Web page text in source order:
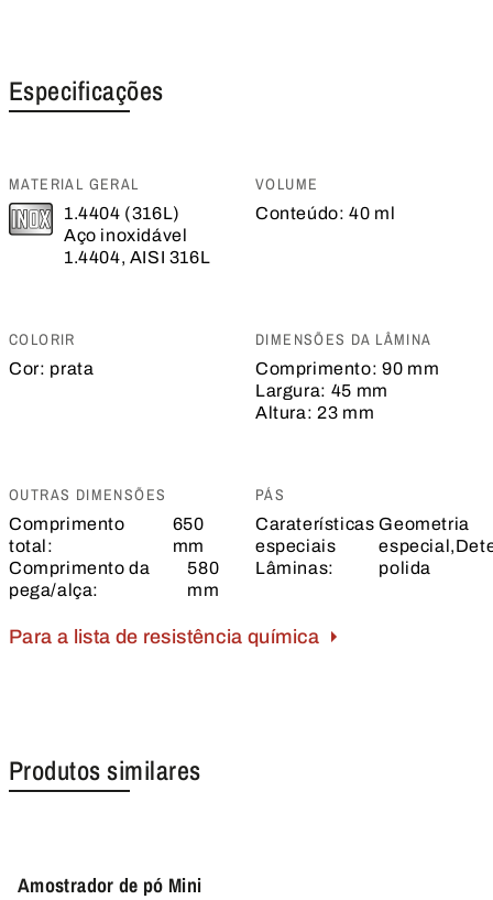
Especificações
MATERIAL GERAL
1.4404 (316L)
Aço inoxidável
1.4404, AISI 316L
VOLUME
Conteúdo: 40 ml
COLORIR
Cor: prata
DIMENSÕES DA LÂMINA
Comprimento: 90 mm
Largura: 45 mm
Altura: 23 mm
OUTRAS DIMENSÕES
Comprimento
total:
650
mm
Comprimento da
pega/alça:
580
mm
PÁS
Caraterísticas
especiais
Lâminas:
Geometria
polida
Para a lista de resistência química
Produtos similares
Amostrador de pó Mini